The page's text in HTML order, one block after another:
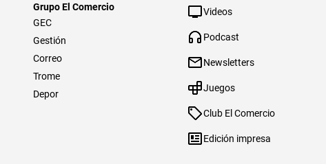
Grupo El Comercio
GEC
Gestión
Correo
Trome
Depor
Videos
Podcast
Newsletters
Juegos
Club El Comercio
Edición impresa